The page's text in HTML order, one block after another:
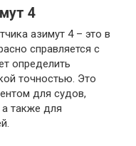
4
азимут 4 – это в
справляется с
определить
точностью. Это
для судов,
также для